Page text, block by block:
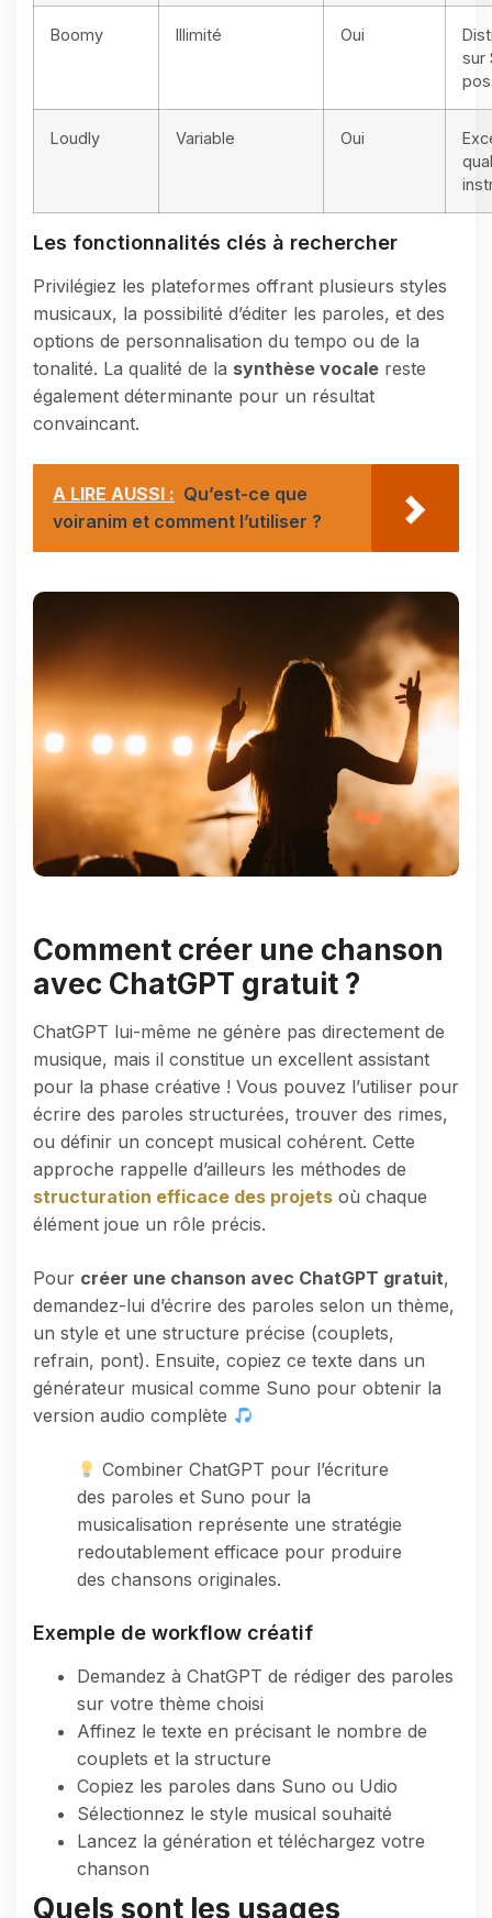
Boomy Illimité Oui
sur
Loudly Variable Oui
Les fonctionnalités clés à rechercher
Privilégiez les plateformes offrant plusieurs styles
musicaux, la possibilité d’éditer les paroles, et des
options de personnalisation du tempo ou de la
tonalité. La qualité de la synthèse vocale reste
également déterminante pour un résultat
convaincant.
A LIRE AUSSI : Qu’est-ce que
voiranim et comment l’utiliser ?
Comment créer une chanson
avec ChatGPT gratuit ?
ChatGPT lui-même ne génère pas directement de
musique, mais il constitue un excellent assistant
pour la phase créative ! Vous pouvez l’utiliser pour
écrire des paroles structurées, trouver des rimes,
ou définir un concept musical cohérent. Cette
approche rappelle d’ailleurs les méthodes de
structuration efficace des projets où chaque
élément joue un rôle précis.
Pour créer une chanson avec ChatGPT gratuit,
demandez-lui d’écrire des paroles selon un thème,
un style et une structure précise (couplets,
refrain, pont). Ensuite, copiez ce texte dans un
générateur musical comme Suno pour obtenir la
version audio complète
Combiner ChatGPT pour l’écriture
des paroles et Suno pour la
musicalisation représente une stratégie
redoutablement efficace pour produire
des chansons originales.
Exemple de workflow créatif
Demandez à ChatGPT de rédiger des paroles
sur votre thème choisi
Affinez le texte en précisant le nombre de
couplets et la structure
Copiez les paroles dans Suno ou Udio
Sélectionnez le style musical souhaité
Lancez la génération et téléchargez votre
chanson
Quels sont les usages